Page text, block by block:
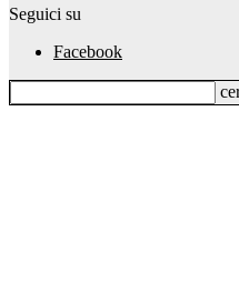
Seguici su
Facebook